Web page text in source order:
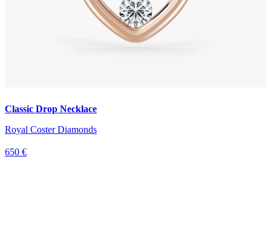
Classic Drop Necklace
Royal Coster Diamonds
650 €